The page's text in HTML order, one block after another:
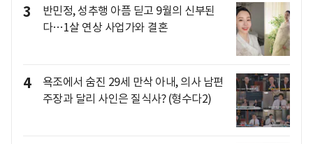
3
반민정, 성추행 아픔 딛고 9월의 신부된
다…1살 연상 사업가와 결혼
4
욕조에서 숨진 29세 만삭 아내, 의사 남편
주장과 달리 사인은 질식사? (형수다2)